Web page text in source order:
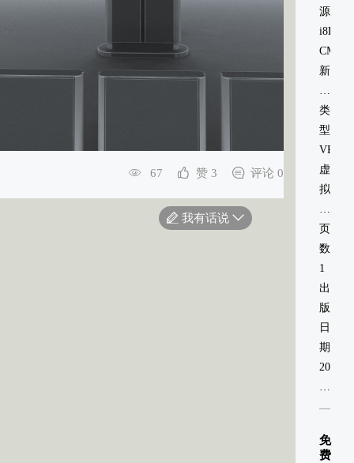
67 赞 3 评论 0
我有话说
源：
CMS
新
媒
体
信
息
系
统
类
型：
VR
虚
拟
现
实
场
景
页
数：
1
出
版
日
期：
2020-
01-
01
免
费